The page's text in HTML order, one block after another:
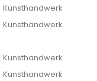
Kunsthandwerk
Kunsthandwerk
Kunsthandwerk
Kunsthandwerk